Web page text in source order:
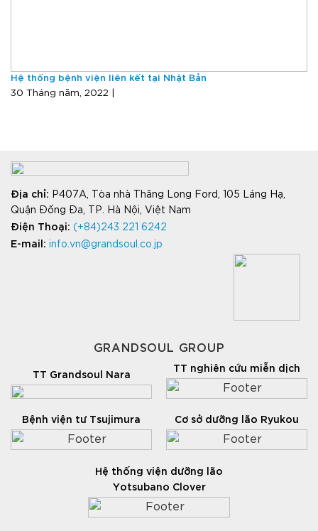
Hệ thống bệnh viện liên kết tại Nhật Bản
30 Tháng năm, 2022 |
Địa chỉ: P407A, Tòa nhà Thăng Long Ford, 105 Láng Hạ,
Quận Đống Đa, TP. Hà Nội, Việt Nam
Điện Thoại: (+84)243 221 6242
E-mail: info.vn@grandsoul.co.jp
GRANDSOUL GROUP
TT Grandsoul Nara
TT nghiên cứu miễn dịch
Bệnh viện tư Tsujimura Cơ sở dưỡng lão Ryukou
Hệ thống viện dưỡng lão
Yotsubano Clover